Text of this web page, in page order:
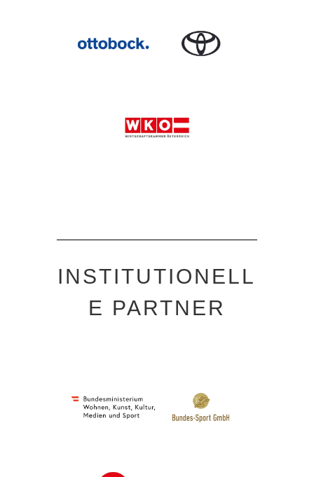
INSTITUTIONELL
E PARTNER